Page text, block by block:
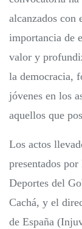
alcanzados con
importancia de
valor y
la democracia,
jóvenes en los
aquellos que
Los actos
presentados
Deportes del
Cachá, y el
de España